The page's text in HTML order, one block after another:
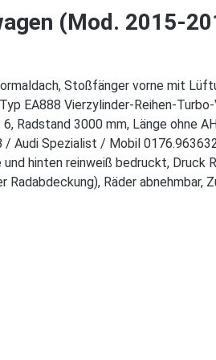
(Mod. 2015-
Stoßfänger vorne mit
EA888 Vierzylinder-Reihen-
Radstand 3000 mm, Länge ohne
/ Audi Spezialist / Mobil
hinten reinweiß bedruckt, Druck
Räder abnehmbar,